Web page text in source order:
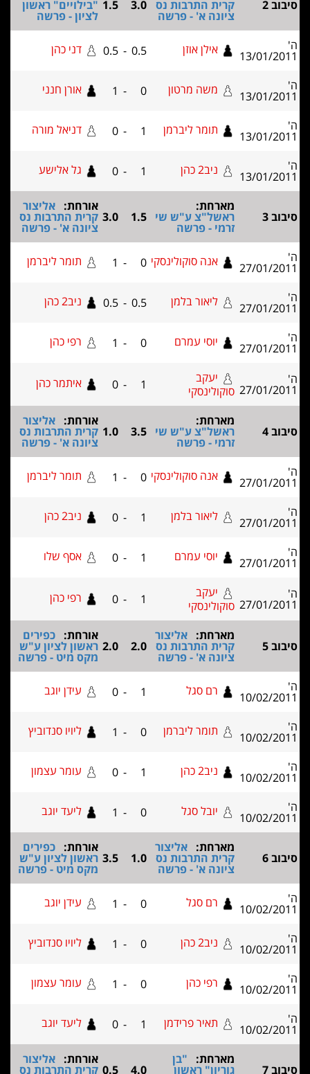
קרית התרבות נס
ציונה א' - פרשה
3.0
1.5 "בילויים" ראשון
לציון - פרשה
13/ אילן אוזן 0.5
0.5 דני כהן
13/ משה מרטון 0
- אורן חנני
13/ תומר ליברמן 1
- דניאל מורה
13/ ניב2 כהן 1 גל אלישע
מארחת:
ראשל"צ ע"ש שי
זרמי - פרשה
1.5
3.0
אליצור
קרית התרבות נס
ציונה א' - פרשה
27/ אנה סוקולינסקי 0
-
1 תומר ליברמן
27/ ליאור בלמן 0.5
0.5 ניב2 כהן
27/ יוסי עמרם 0 רפי כהן
27/ סוקולינסקי
איתמר כהן
מארחת:
ראשל"צ ע"ש שי
זרמי - פרשה
3.5
1.0
אליצור
קרית התרבות נס
ציונה א' - פרשה
27/ אנה סוקולינסקי 0
-
1 תומר ליברמן
27/ ליאור בלמן 1 ניב2 כהן
27/ יוסי עמרם 1 אסף שלו
27/ סוקולינסקי
רפי כהן
מארחת:אליצור
קרית התרבות נס
ציונה א' - פרשה
2.0
2.0
כפירים
ראשון לציון ע"ש
מקס מיט - פרשה
10/ רם סגל 1 עידן יוגב
10/ תומר ליברמן 0
- ליויו סנדוביץ
10/ ניב2 כהן 1 עומר עצמון
10/ יובל סגל 0 ליעד יוגב
מארחת:אליצור
קרית התרבות נס
ציונה א' - פרשה
1.0
3.5
כפירים
ראשון לציון ע"ש
מקס מיט - פרשה
10/ רם סגל 0 עידן יוגב
10/ ניב2 כהן 0 ליויו סנדוביץ
10/ רפי כהן 0 עומר עצמון
10/ תאיר פרידמן 1
- ליעד יוגב
מארחת:"בן
גוריון" ראשון 4.0
0.5
אליצור
קרית התרבות נס